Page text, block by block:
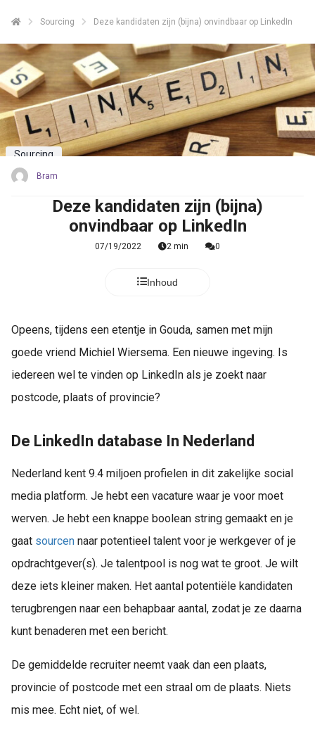
Sourcing Deze kandidaten zijn (bijna) onvindbaar op LinkedIn
Sourcing
Bram
Deze kandidaten zijn (bijna)
onvindbaar op LinkedIn
07/19/2022 2 min 0
Inhoud
Opeens, tijdens een etentje in Gouda, samen met mijn
goede vriend Michiel Wiersema. Een nieuwe ingeving. Is
iedereen wel te vinden op LinkedIn als je zoekt naar
postcode, plaats of provincie?
De LinkedIn database In Nederland
Nederland kent 9.4 miljoen profielen in dit zakelijke social
media platform. Je hebt een vacature waar je voor moet
werven. Je hebt een knappe boolean string gemaakt en je
gaat sourcen naar potentieel talent voor je werkgever of je
opdrachtgever(s). Je talentpool is nog wat te groot. Je wilt
deze iets kleiner maken. Het aantal potentiële kandidaten
terugbrengen naar een behapbaar aantal, zodat je ze daarna
kunt benaderen met een bericht.
De gemiddelde recruiter neemt vaak dan een plaats,
provincie of postcode met een straal om de plaats. Niets
mis mee. Echt niet, of wel.